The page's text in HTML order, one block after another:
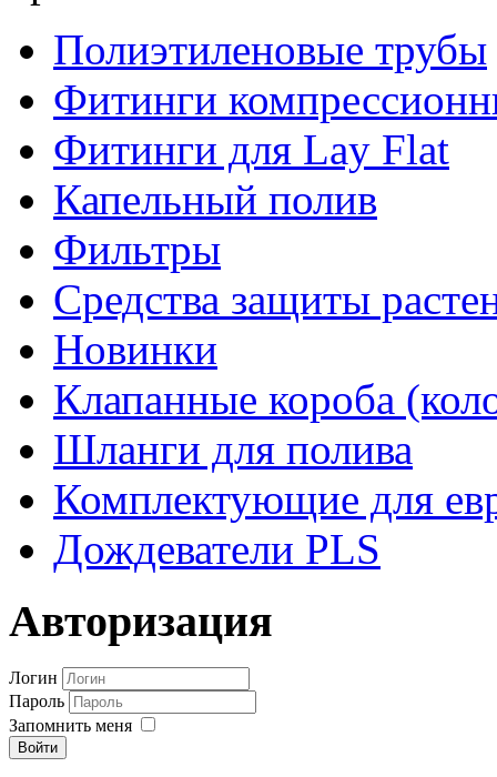
Полиэтиленовые трубы
Фитинги
Фитинги для Lay Flat
Капельный полив
Фильтры
Средства защиты
Новинки
Клапанные короба
Шланги для полива
Комплектующие для
Дождеватели PLS
Авторизация
Логин
Пароль
Запомнить меня
Войти